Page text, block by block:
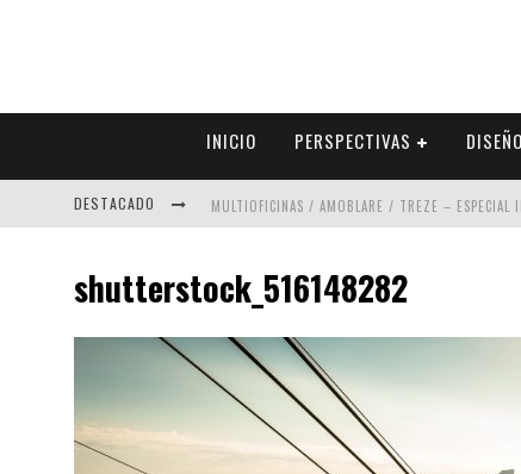
INICIO PERSPECTIVAS DISEÑO
DESTACADO MULTIOFICINAS / AMOBLARE / TREZE – ESPECIAL
COLINEAL – ESPECIAL INTERIORISMO &
ADRIANA HOYOS DESIGN STUDIO – ESPECIAL
shutterstock_516148282